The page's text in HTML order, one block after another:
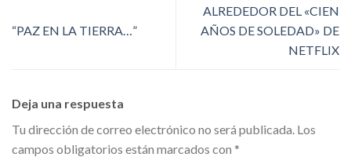
“PAZ EN LA TIERRA…”
ALREDEDOR DEL «CIEN
AÑOS DE SOLEDAD» DE
NETFLIX
Deja una respuesta
Tu dirección de correo electrónico no será publicada. Los
campos obligatorios están marcados con *